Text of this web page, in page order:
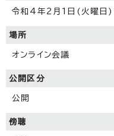
令和4年2月1日(火曜
場所
オンライン会議
公開区分
公開
傍聴